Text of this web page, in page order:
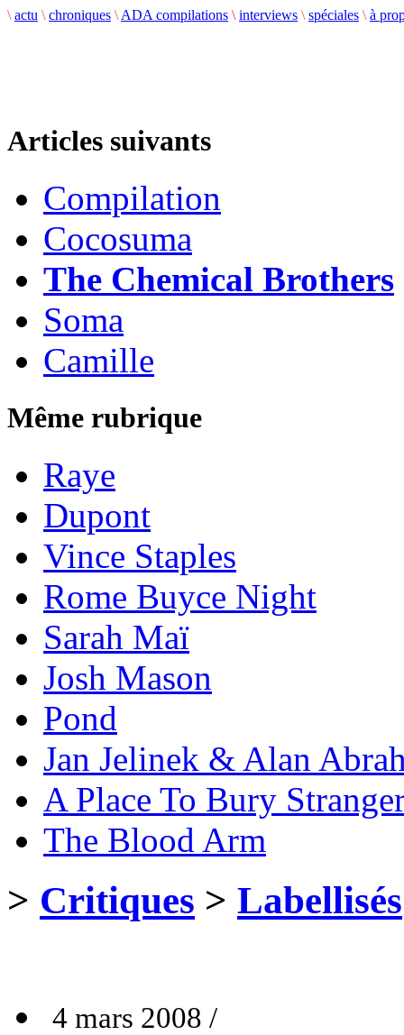
\ actu \ chroniques \ ADA compilations \ interviews \ spéciales \ à
Articles suivants
Compilation
Cocosuma
The Chemical Brothers
Soma
Camille
Même rubrique
Raye
Dupont
Vince Staples
Rome Buyce Night
Sarah Maï
Josh Mason
Pond
Jan Jelinek & Alan
A Place To Bury
The Blood Arm
> Critiques > Labellisés
4 mars 2008 /